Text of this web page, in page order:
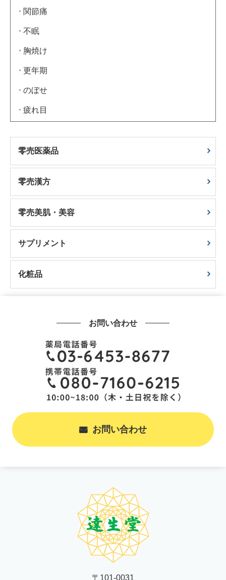
関節痛
不眠
胸焼け
更年期
のぼせ
疲れ目
零売医薬品
零売漢方
零売美肌・美容
サプリメント
化粧品
お問い合わせ
お問い合わせ
〒101-0031